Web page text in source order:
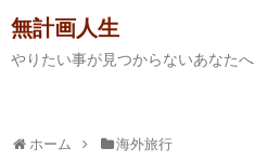
無計画人生
やりたい事が見つからないあなたへ
ホーム 海外旅行